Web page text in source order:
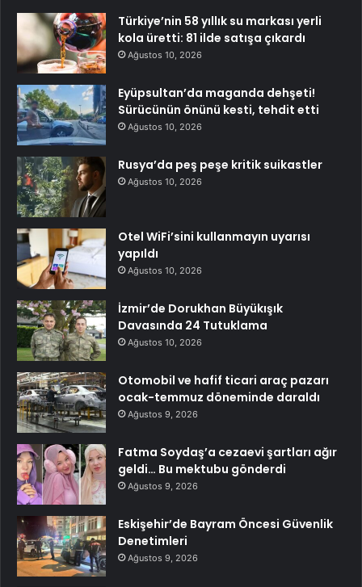
Türkiye’nin 58 yıllık su markası yerli
kola üretti: 81 ilde satışa çıkardı
Ağustos 10, 2026
Eyüpsultan’da maganda dehşeti!
Sürücünün önünü kesti, tehdit etti
Ağustos 10, 2026
Rusya’da peş peşe kritik suikastler
Ağustos 10, 2026
Otel WiFi’sini kullanmayın uyarısı
yapıldı
Ağustos 10, 2026
İzmir’de Dorukhan Büyükışık
Davasında 24 Tutuklama
Ağustos 10, 2026
Otomobil ve hafif ticari araç pazarı
ocak-temmuz döneminde daraldı
Ağustos 9, 2026
Fatma Soydaş’a cezaevi şartları ağır
geldi… Bu mektubu gönderdi
Ağustos 9, 2026
Eskişehir’de Bayram Öncesi Güvenlik
Denetimleri
Ağustos 9, 2026